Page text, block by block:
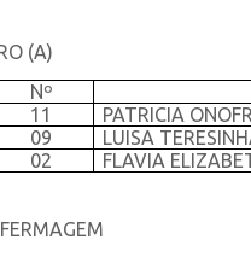
(A)
Nº
11
PATRICIA
09
LUISA
02 FLAVIA